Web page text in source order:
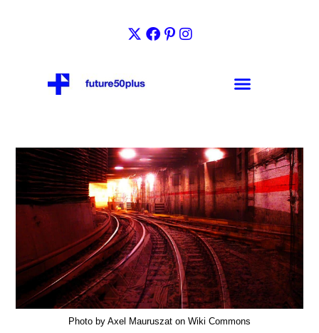
Photo by Axel Mauruszat on Wiki Commons